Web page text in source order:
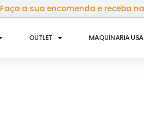
Faça a sua encomenda e receba
OUTLET MAQUINARIA